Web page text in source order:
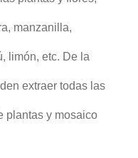
manzanilla,
limón, etc. De la
extraer todas las
plantas y mosaico